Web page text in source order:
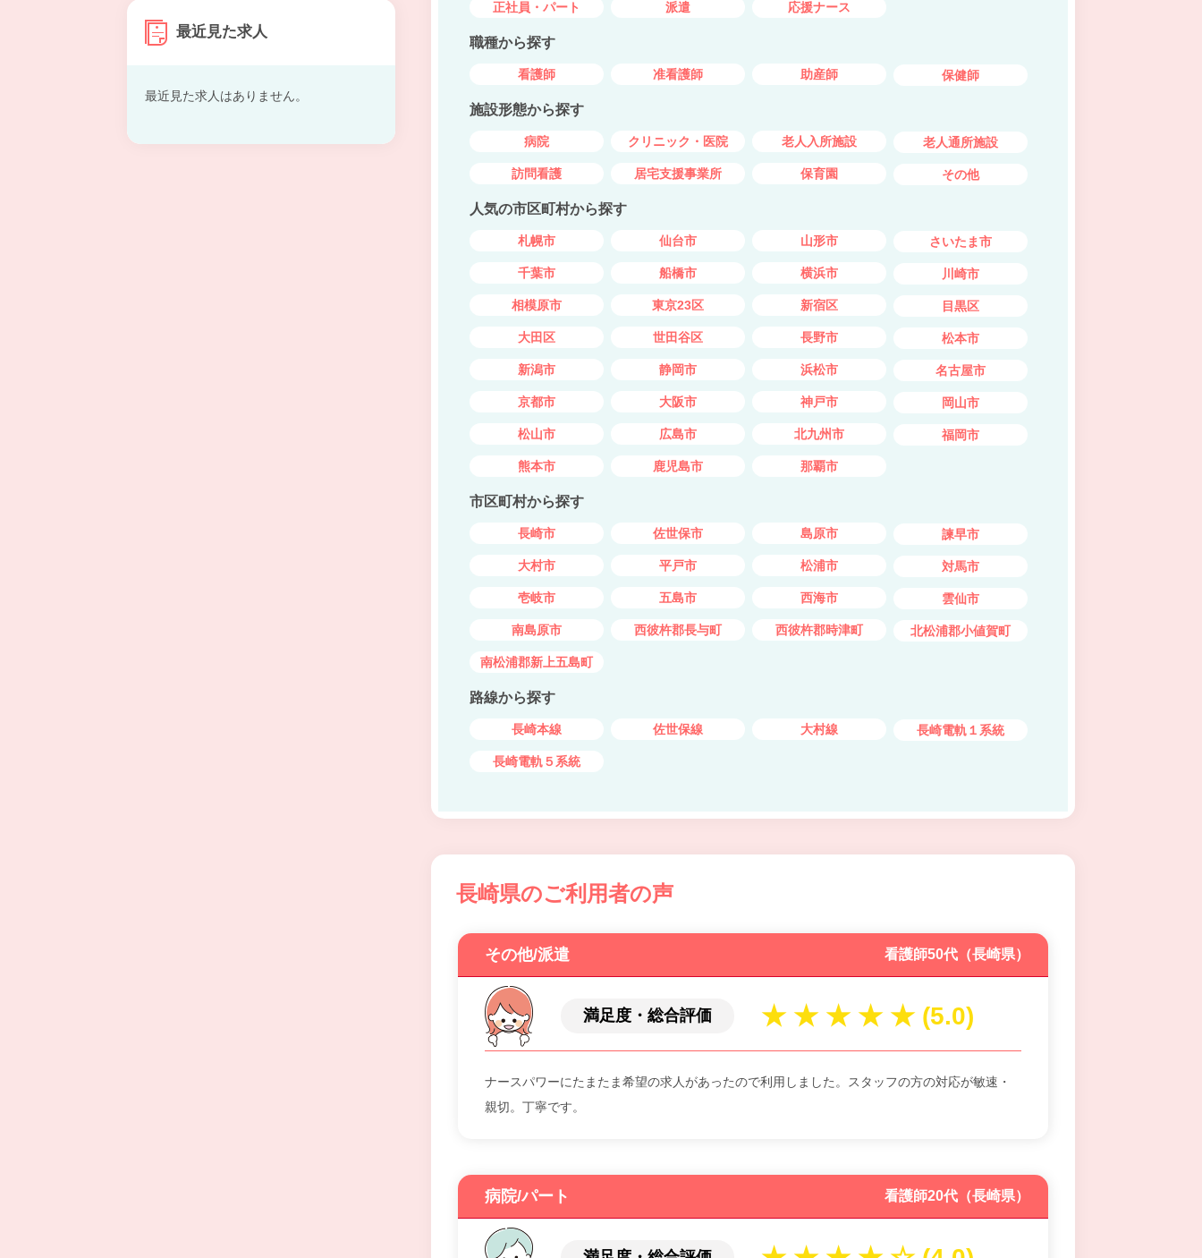
正社員・パート 派遣 応援ナース
職種から探す
看護師 准看護師 助産師 保健師
施設形態から探す
病院 クリニック・医院 老人入所施設 老人通所施設
訪問看護 居宅支援事業所 保育園 その他
人気の市区町村から探す
札幌市 仙台市 山形市 さいたま市
千葉市 船橋市 横浜市 川崎市
相模原市 東京23区 新宿区 目黒区
大田区 世田谷区 長野市 松本市
新潟市 静岡市 浜松市 名古屋市
京都市 大阪市 神戸市 岡山市
松山市 広島市 北九州市 福岡市
熊本市 鹿児島市 那覇市
市区町村から探す
長崎市 佐世保市 島原市 諫早市
大村市 平戸市 松浦市 対馬市
壱岐市 五島市 西海市 雲仙市
南島原市 西彼杵郡長与町 西彼杵郡時津町 北松浦郡小値賀町
南松浦郡新上五島町
路線から探す
長崎本線 佐世保線 大村線 長崎電軌１系統
長崎電軌５系統
長崎県のご利用者の声
その他/派遣 看護師50代（長崎県）
満足度・総合評価
ナースパワーにたまたま希望の求人があったので利用しました。スタッフの方の対応が敏速・
親切。丁寧です。
病院/パート 看護師20代（長崎県）
最近見た求人
最近見た求人はありません。